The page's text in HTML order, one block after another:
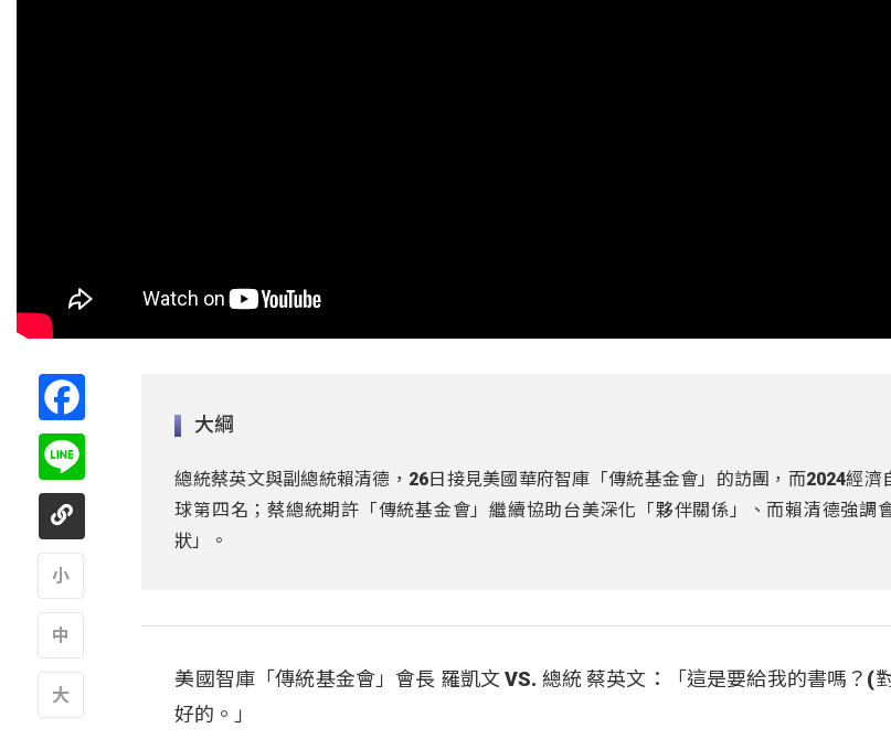
大綱
總統蔡英文與副總統賴清德，26日接見美國華府智庫「傳統基金會」的訪團，而2024經濟
球第四名；蔡總統期許「傳統基金會」繼續協助台美深化「夥伴關係」、而賴清德強調
狀」。
美國智庫「傳統基金會」會長 羅凱文 VS. 總統 蔡英文：「這是要給我的書嗎？(
好的。」